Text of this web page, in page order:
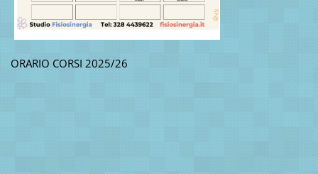
ORARIO CORSI 2025/26